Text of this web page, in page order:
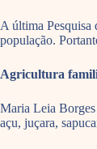
A última Pesquisa
população.
Agricultura
Maria Leia
açu, juçara,